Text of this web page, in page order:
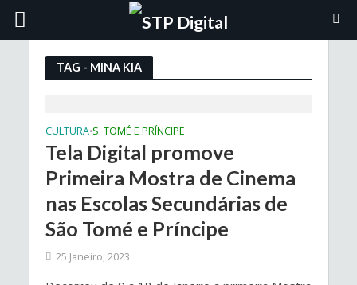
TAG - MINA KIA
CULTURA•S. TOMÉ E PRÍNCIPE
Tela Digital promove
Primeira Mostra de Cinema
nas Escolas Secundárias de
São Tomé e Príncipe
25 Janeiro, 2023